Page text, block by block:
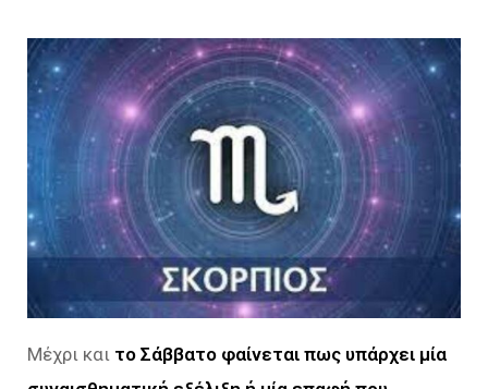
Μέχρι και το Σάββατο φαίνεται πως υπάρχει μία